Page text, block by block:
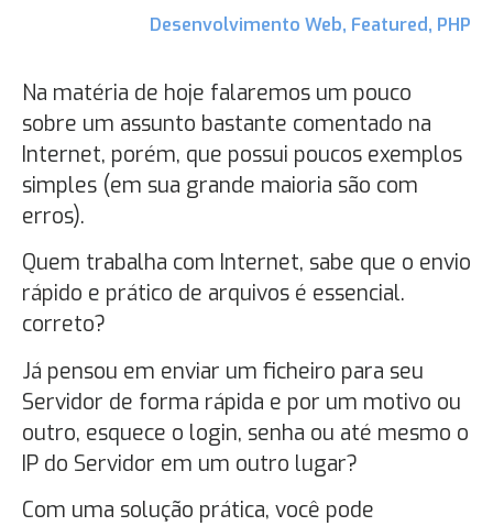
Desenvolvimento Web, Featured, PHP
Na matéria de hoje falaremos um pouco
sobre um assunto bastante comentado na
Internet, porém, que possui poucos exemplos
simples (em sua grande maioria são com
erros).
Quem trabalha com Internet, sabe que o envio
rápido e prático de arquivos é essencial.
correto?
Já pensou em enviar um ficheiro para seu
Servidor de forma rápida e por um motivo ou
outro, esquece o login, senha ou até mesmo o
IP do Servidor em um outro lugar?
Com uma solução prática, você pode